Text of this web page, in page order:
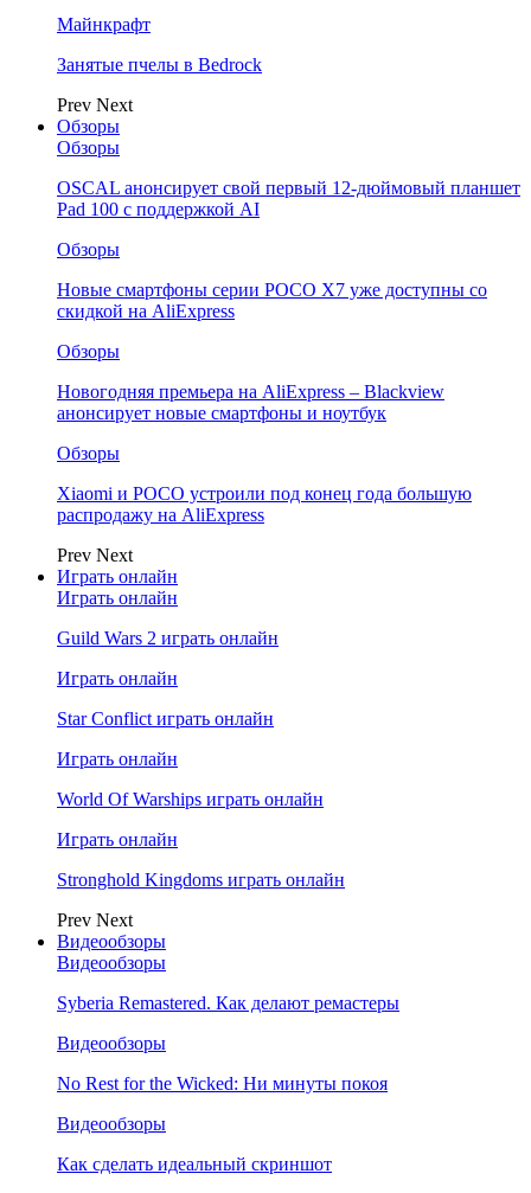
Майнкрафт
Занятые пчелы в Bedrock
Prev Next
Обзоры
Обзоры
OSCAL анонсирует свой первый 12-дюймовый планшет
Pad 100 с поддержкой AI
Обзоры
Новые смартфоны серии POCO X7 уже доступны со
скидкой на AliExpress
Обзоры
Новогодняя премьера на AliExpress – Blackview
анонсирует новые смартфоны и ноутбук
Обзоры
Xiaomi и POCO устроили под конец года большую
распродажу на AliExpress
Prev Next
Играть онлайн
Играть онлайн
Guild Wars 2 играть онлайн
Играть онлайн
Star Conflict играть онлайн
Играть онлайн
World Of Warships играть онлайн
Играть онлайн
Stronghold Kingdoms играть онлайн
Prev Next
Видеообзоры
Видеообзоры
Syberia Remastered. Как делают ремастеры
Видеообзоры
No Rest for the Wicked: Ни минуты покоя
Видеообзоры
Как сделать идеальный скриншот